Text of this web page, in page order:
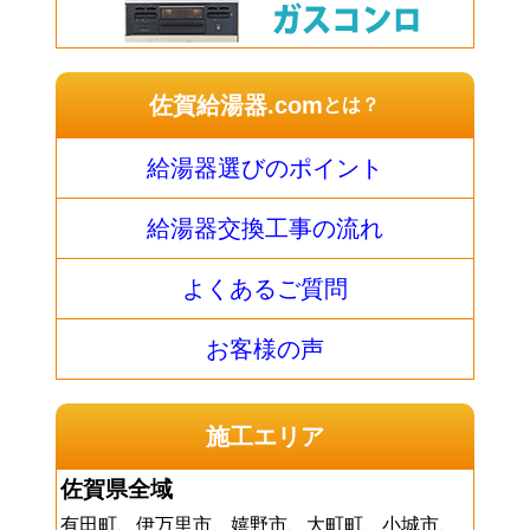
佐賀給湯器.comとは？
給湯器選びのポイント
給湯器交換工事の流れ
よくあるご質問
お客様の声
施工エリア
佐賀県全域
有田町、伊万里市、嬉野市、大町町、小城市、